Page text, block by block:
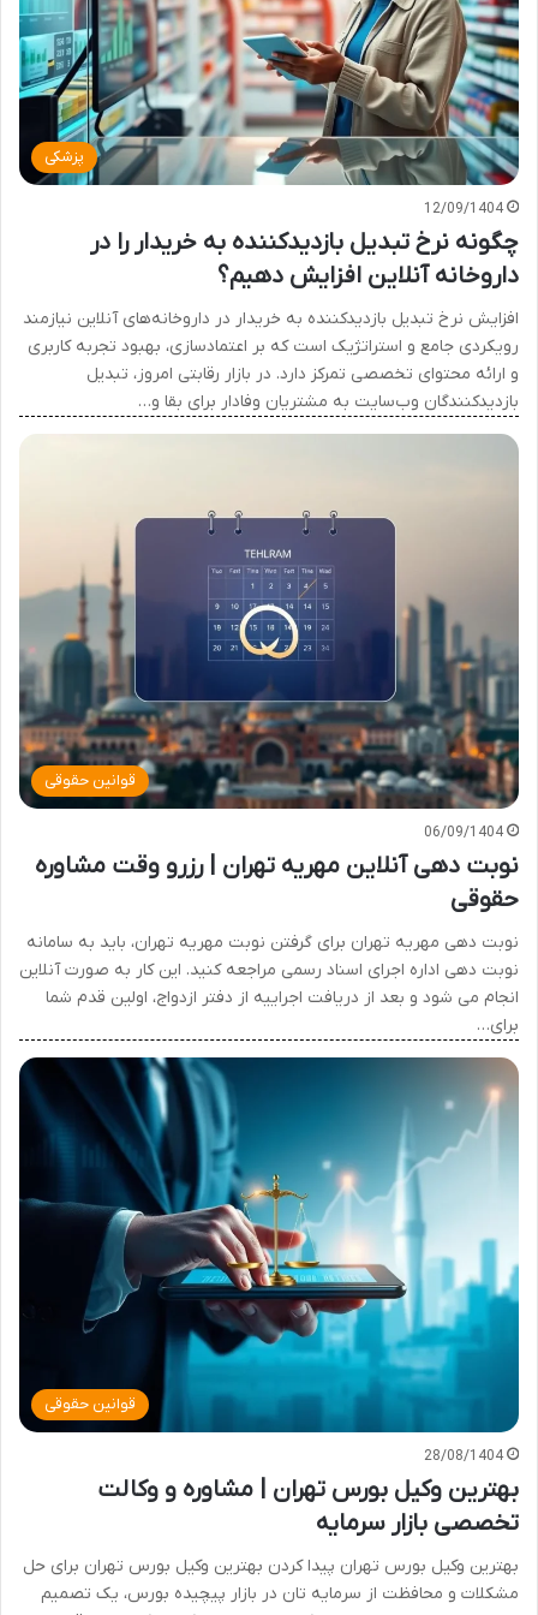
پزشکی
12/09/1404
چگونه نرخ تبدیل بازدیدکننده به خریدار را در
داروخانه آنلاین افزایش دهیم؟
افزایش نرخ تبدیل بازدیدکننده به خریدار در داروخانه‌های آنلاین نیازمند
رویکردی جامع و استراتژیک است که بر اعتمادسازی، بهبود تجربه کاربری
و ارائه محتوای تخصصی تمرکز دارد. در بازار رقابتی امروز، تبدیل
بازدیدکنندگان وب‌سایت به مشتریان وفادار برای بقا و…
قوانین حقوقی
06/09/1404
نوبت دهی آنلاین مهریه تهران | رزرو وقت مشاوره
حقوقی
نوبت دهی مهریه تهران برای گرفتن نوبت مهریه تهران، باید به سامانه
نوبت دهی اداره اجرای اسناد رسمی مراجعه کنید. این کار به صورت آنلاین
انجام می شود و بعد از دریافت اجراییه از دفتر ازدواج، اولین قدم شما
برای…
قوانین حقوقی
28/08/1404
بهترین وکیل بورس تهران | مشاوره و وکالت
تخصصی بازار سرمایه
بهترین وکیل بورس تهران پیدا کردن بهترین وکیل بورس تهران برای حل
مشکلات و محافظت از سرمایه تان در بازار پیچیده بورس، یک تصمیم